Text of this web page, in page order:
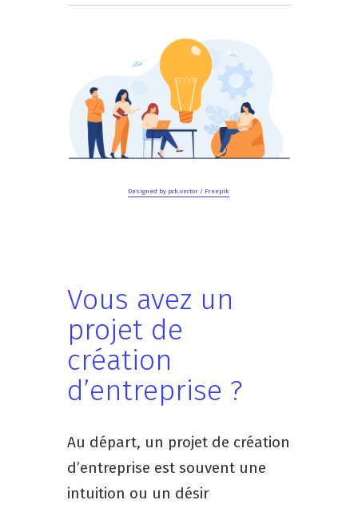
Designed by pch.vector / Freepik
Vous avez un
projet de
création
d’entreprise ?
Au départ, un projet de création
d’entreprise est souvent une
intuition ou un désir